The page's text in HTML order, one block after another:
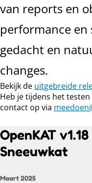
van reports en
performance en
gedacht en
changes.
Bekijk de uitgebreide
Heb je tijdens het
contact op via
OpenKAT
Sneeuwkat
Maart 2025